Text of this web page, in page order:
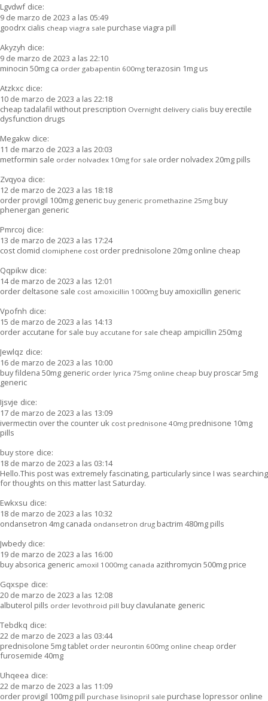
Lgvdwf dice:
9 de marzo de 2023 a las 05:49
goodrx cialis cheap viagra sale purchase viagra pill
Akyzyh dice:
9 de marzo de 2023 a las 22:10
minocin 50mg ca order gabapentin 600mg terazosin 1mg us
Atzkxc dice:
10 de marzo de 2023 a las 22:18
cheap tadalafil without prescription Overnight delivery cialis buy erectile
dysfunction drugs
Megakw dice:
11 de marzo de 2023 a las 20:03
metformin sale order nolvadex 10mg for sale order nolvadex 20mg pills
Zvqyoa dice:
12 de marzo de 2023 a las 18:18
order provigil 100mg generic buy generic promethazine 25mg buy
phenergan generic
Pmrcoj dice:
13 de marzo de 2023 a las 17:24
cost clomid clomiphene cost order prednisolone 20mg online cheap
Qqpikw dice:
14 de marzo de 2023 a las 12:01
order deltasone sale cost amoxicillin 1000mg buy amoxicillin generic
Vpofnh dice:
15 de marzo de 2023 a las 14:13
order accutane for sale buy accutane for sale cheap ampicillin 250mg
Jewlqz dice:
16 de marzo de 2023 a las 10:00
buy fildena 50mg generic order lyrica 75mg online cheap buy proscar 5mg
generic
Ijsvje dice:
17 de marzo de 2023 a las 13:09
ivermectin over the counter uk cost prednisone 40mg prednisone 10mg
pills
buy store dice:
18 de marzo de 2023 a las 03:14
Hello.This post was extremely fascinating, particularly since I was searching
for thoughts on this matter last Saturday.
Ewkxsu dice:
18 de marzo de 2023 a las 10:32
ondansetron 4mg canada ondansetron drug bactrim 480mg pills
Jwbedy dice:
19 de marzo de 2023 a las 16:00
buy absorica generic amoxil 1000mg canada azithromycin 500mg price
Gqxspe dice:
20 de marzo de 2023 a las 12:08
albuterol pills order levothroid pill buy clavulanate generic
Tebdkq dice:
22 de marzo de 2023 a las 03:44
prednisolone 5mg tablet order neurontin 600mg online cheap order
furosemide 40mg
Uhqeea dice:
22 de marzo de 2023 a las 11:09
order provigil 100mg pill purchase lisinopril sale purchase lopressor online